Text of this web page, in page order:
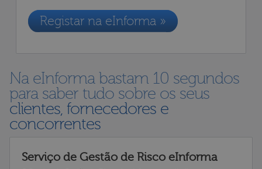
Registar na eInforma »
Na eInforma bastam 10 segundos
para saber tudo sobre os seus
clientes, fornecedores e
concorrentes
Serviço de Gestão de Risco eInforma